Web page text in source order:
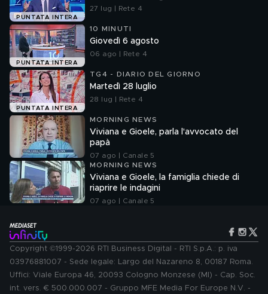
PUNTATA INTERA
27 lug | Rete 4
PUNTATA INTERA
10 MINUTI
Giovedì 6 agosto
06 ago | Rete 4
PUNTATA INTERA
TG4 - DIARIO DEL GIORNO
Martedì 28 luglio
28 lug | Rete 4
MORNING NEWS
Viviana e Gioele, parla l'avvocato del
papà
07 ago | Canale 5
MORNING NEWS
Viviana e Gioele, la famiglia chiede di
riaprire le indagini
07 ago | Canale 5
Copyright ©1999-2026 RTI Business Digital - RTI S.p.A.: p. iva
03976881007 - Sede legale: Largo del Nazareno 8, 00187 Roma.
Uffici: Viale Europa 46, 20093 Cologno Monzese (MI) - Cap. Soc.
int. vers. € 500.000.007 - Gruppo MFE Media For Europe N.V. -